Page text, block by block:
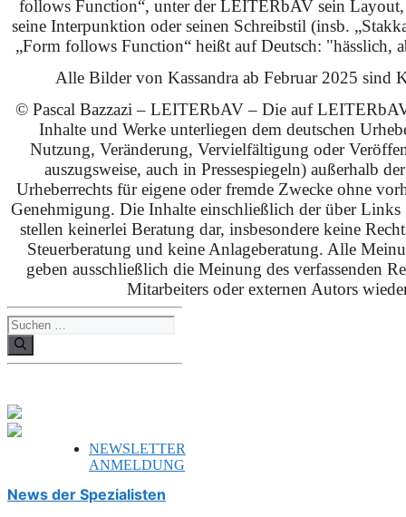
follows Function“, unter der LEITERbAV sein Layout,
seine Interpunktion oder seinen Schreibstil (insb.
„Form follows Function“ heißt auf Deutsch: "hässlich,
Alle Bilder von Kassandra ab Februar 2025 sind
© Pascal Bazzazi – LEITERbAV – Die auf
Inhalte und Werke unterliegen dem deutschen
Nutzung, Veränderung, Vervielfältigung oder
auszugsweise, auch in Pressespiegeln) außerhalb
Urheberrechts für eigene oder fremde Zwecke ohne
Genehmigung. Die Inhalte einschließlich der über Links
stellen keinerlei Beratung dar, insbesondere keine
Steuerberatung und keine Anlageberatung. Alle
geben ausschließlich die Meinung des verfassenden
Mitarbeiters oder externen Autors
Suchen
nach:
NEWSLETTER
ANMELDUNG
News der Spezialisten